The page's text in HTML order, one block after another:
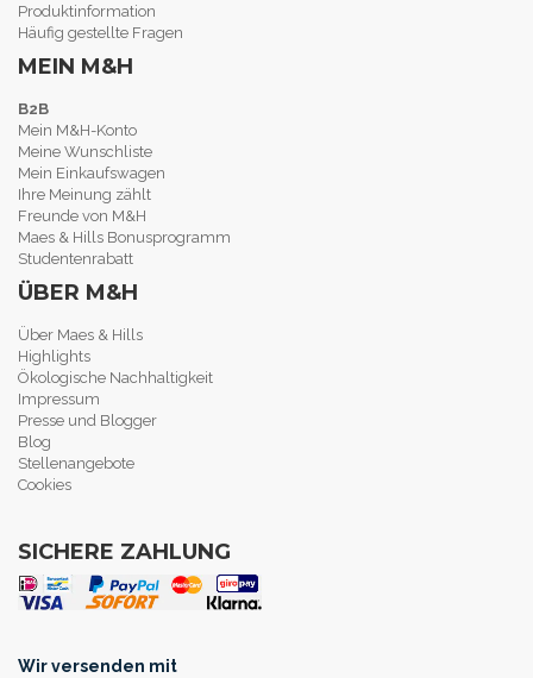
Produktinformation
Häufig gestellte Fragen
MEIN M&H
B2B
Mein M&H-Konto
Meine Wunschliste
Mein Einkaufswagen
Ihre Meinung zählt
Freunde von M&H
Maes & Hills Bonusprogramm
Studentenrabatt
ÜBER M&H
Über Maes & Hills
Highlights
Ökologische Nachhaltigkeit
Impressum
Presse und Blogger
Blog
Stellenangebote
Cookies
SICHERE ZAHLUNG
Wir versenden mit